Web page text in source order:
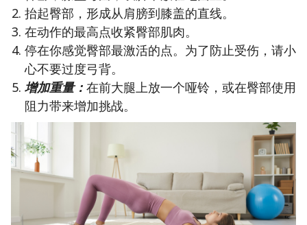
抬起臀部，形成从肩膀到膝盖的直线。
在动作的最高点收紧臀部肌肉。
停在你感觉臀部最激活的点。为了防止受伤，请小
心不要过度弓背。
增加重量： 在前大腿上放一个哑铃，或在臀部使用
阻力带来增加挑战。